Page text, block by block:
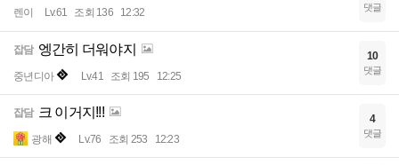
렌이 Lv.61 조회 136 12:32 댓글
잡담 엥간히 더워야지
중년디아 Lv.41 조회 195 12:25
10
댓글
잡담 크 이거지!!!
광해 Lv.76 조회 253 12:23
4
댓글